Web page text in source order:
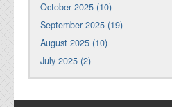
October 2025 (10)
September 2025 (19)
August 2025 (10)
July 2025 (2)